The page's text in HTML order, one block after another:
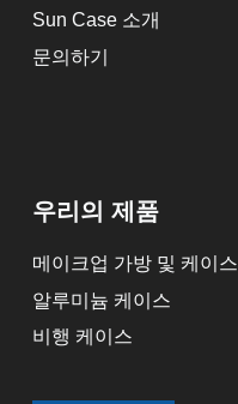
Sun Case 소개
문의하기
우리의 제품
메이크업 가방 및 케이스
알루미늄 케이스
비행 케이스